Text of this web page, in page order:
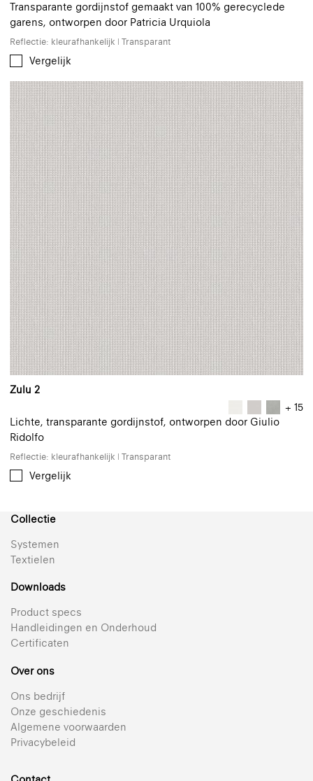
Transparante gordijnstof gemaakt van 100% gerecyclede
garens, ontworpen door Patricia Urquiola
Reflectie: kleurafhankelijk | Transparant
Vergelijk
Zulu 2
+ 15
Lichte, transparante gordijnstof, ontworpen door Giulio
Ridolfo
Reflectie: kleurafhankelijk | Transparant
Vergelijk
Collectie
Systemen
Textielen
Downloads
Product specs
Handleidingen en Onderhoud
Certificaten
Over ons
Ons bedrijf
Onze geschiedenis
Algemene voorwaarden
Privacybeleid